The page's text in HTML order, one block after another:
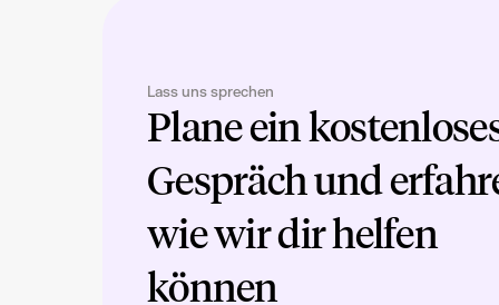
Lass uns sprechen
Plane ein
Gespräch und
wie wir dir helfen
können